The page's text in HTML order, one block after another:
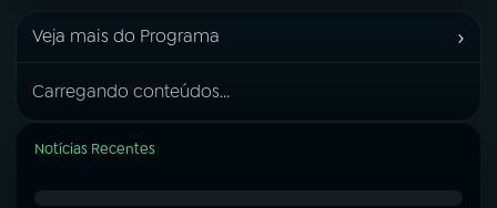
Veja mais do Programa ›
Carregando conteúdos...
Notícias Recentes